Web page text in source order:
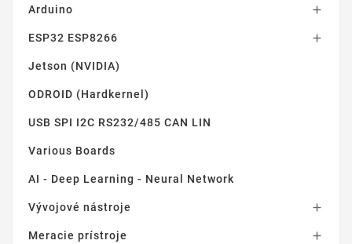
Arduino 
ESP32 ESP8266 
Jetson (NVIDIA)
ODROID (Hardkernel)
USB SPI I2C RS232/485 CAN LIN
Various Boards
AI - Deep Learning - Neural Network
Vývojové nástroje 
Meracie prístroje 